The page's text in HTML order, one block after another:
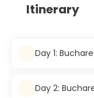
Itinerary
Day 1:
Day 2: